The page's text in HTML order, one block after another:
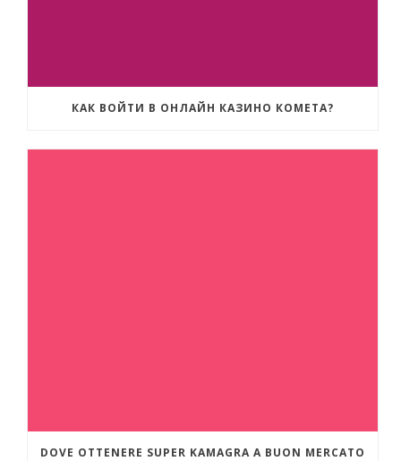
КАК ВОЙТИ В ОНЛАЙН КАЗИНО КОМЕТА?
DOVE OTTENERE SUPER KAMAGRA A BUON MERCATO